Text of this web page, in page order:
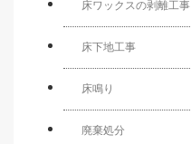
床ワックスの剥離工事
床下地工事
床鳴り
廃棄処分